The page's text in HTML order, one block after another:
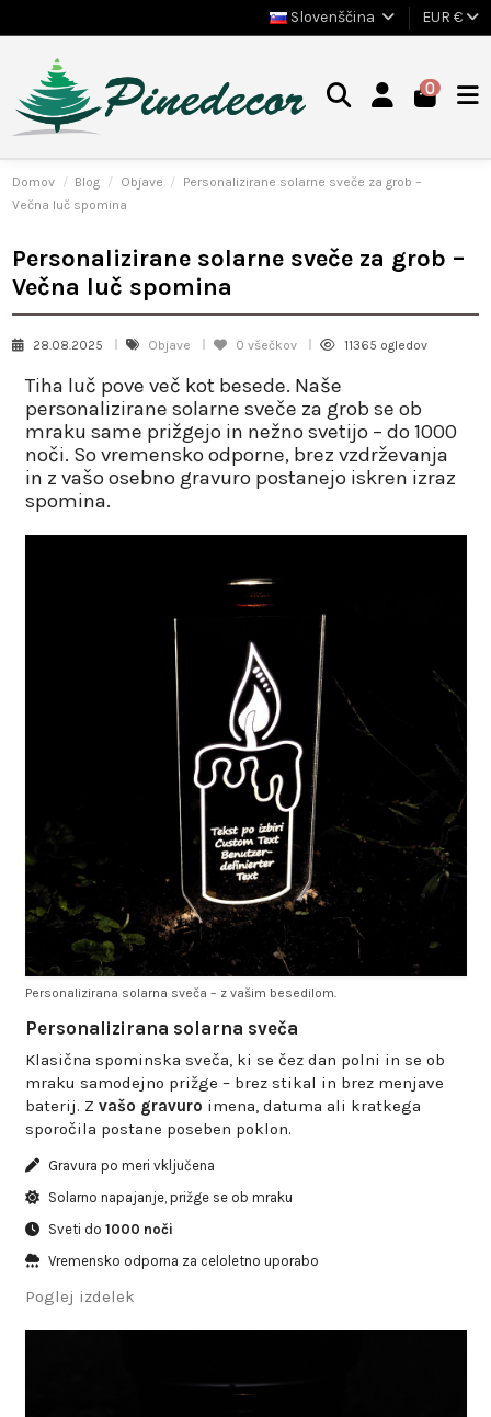
Slovenščina EUR €
0
Domov Blog Objave
Personalizirane solarne sveče za grob –
Večna luč spomina
Personalizirane solarne sveče za grob –
Večna luč spomina
28.08.2025 Objave 0všečkov 11365 ogledov
Tiha luč pove več kot besede. Naše
personalizirane solarne sveče za grobse ob
mraku same prižgejo in nežno svetijo – do1000
noči. So vremensko odporne, brez vzdrževanja
in z vašo osebno gravuro postanejo iskren izraz
spomina.
Personalizirana solarna sveča – z vašim besedilom.
Personalizirana solarna sveča
Klasična spominska sveča, ki se čez dan polni in se ob
mraku samodejno prižge – brez stikal in brez menjave
baterij. Z vašo gravuro imena, datuma ali kratkega
sporočila postane poseben poklon.
Gravura po meri vključena
Solarno napajanje, prižge se ob mraku
Sveti do 1000 noči
Vremensko odporna za celoletno uporabo
Poglej izdelek